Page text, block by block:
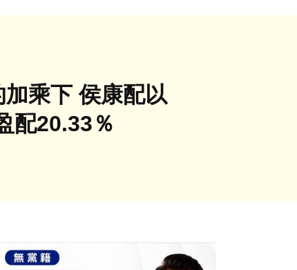
乘下 侯康配以
配20.33％